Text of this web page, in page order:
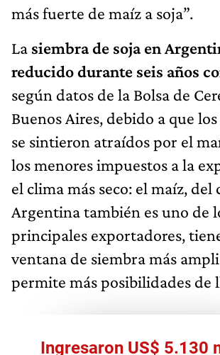
más fuerte de maíz a soja”.
La siembra de soja en
reducido durante seis años
según datos de la Bolsa de
Buenos Aires, debido a que
se sintieron atraídos por el
los menores impuestos a la
el clima más seco: el maíz, del
Argentina también es uno de
principales exportadores,
ventana de siembra más
permite más posibilidades de
Ingresaron US$ 5.130